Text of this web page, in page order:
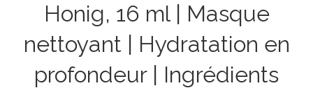
Honig, 16 ml | Masque
nettoyant | Hydratation en
profondeur | Ingrédients